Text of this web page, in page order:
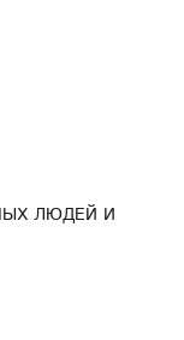
ЛЮДЕЙ И